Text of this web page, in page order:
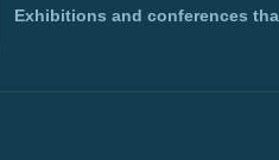
Exhibitions and conferences